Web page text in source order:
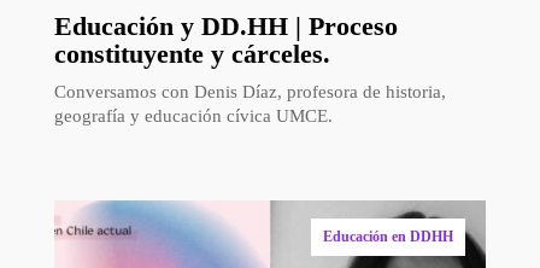
Educación y DD.HH | Proceso
constituyente y cárceles.
Conversamos con Denis Díaz, profesora de historia,
geografía y educación cívica UMCE.
Educación en DDHH